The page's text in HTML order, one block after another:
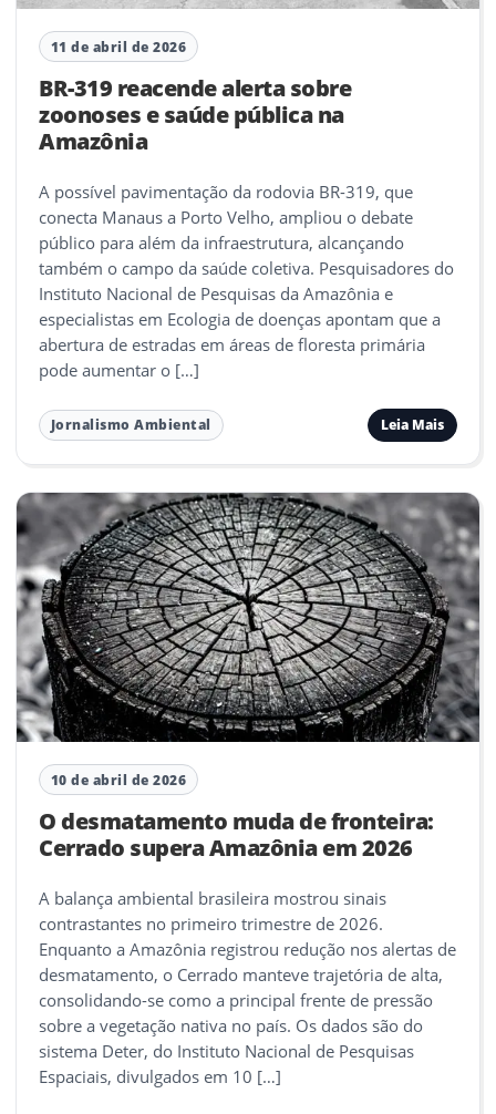
11 de abril de 2026
BR-319 reacende alerta sobre
zoonoses e saúde pública na
Amazônia
A possível pavimentação da rodovia BR-319, que
conecta Manaus a Porto Velho, ampliou o debate
público para além da infraestrutura, alcançando
também o campo da saúde coletiva. Pesquisadores do
Instituto Nacional de Pesquisas da Amazônia e
especialistas em Ecologia de doenças apontam que a
abertura de estradas em áreas de floresta primária
pode aumentar o […]
Jornalismo Ambiental Leia Mais
10 de abril de 2026
O desmatamento muda de fronteira:
Cerrado supera Amazônia em 2026
A balança ambiental brasileira mostrou sinais
contrastantes no primeiro trimestre de 2026.
Enquanto a Amazônia registrou redução nos alertas de
desmatamento, o Cerrado manteve trajetória de alta,
consolidando-se como a principal frente de pressão
sobre a vegetação nativa no país. Os dados são do
sistema Deter, do Instituto Nacional de Pesquisas
Espaciais, divulgados em 10 […]